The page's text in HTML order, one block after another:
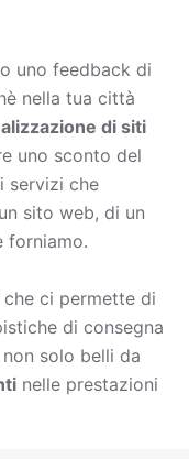
uno feedback di
nella tua città
di siti
uno sconto del
servizi che
sito web, di un
forniamo.
ci permette di
di consegna
non solo belli da
nelle prestazioni